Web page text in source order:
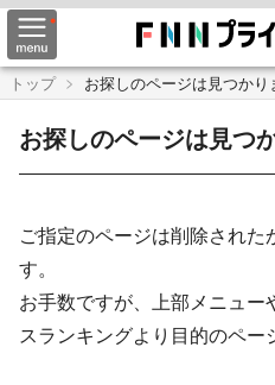
トップ お探しのページは見つかり
お探しのページは見つ
ご指定のページは削除された
す。
お手数ですが、上部メニュー
スランキングより目的のペー